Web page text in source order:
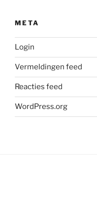
META
Login
Vermeldingen feed
Reacties feed
WordPress.org